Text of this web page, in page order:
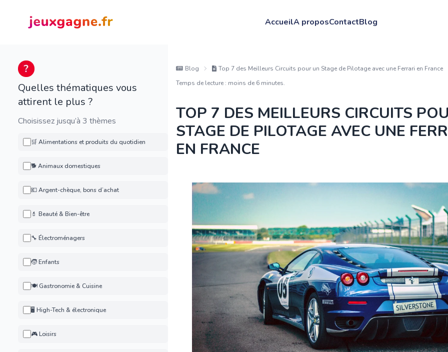
AccueilA proposContactBlog
Quelles thématiques vous
attirent le plus ?
Choisissez jusqu’à 3 thèmes
🛒 Alimentations et produits du quotidien
🐕 Animaux domestiques
💶 Argent-chèque, bons d’achat
💄 Beauté & Bien-être
🔧 Électroménagers
🧒 Enfants
🍽️ Gastronomie & Cuisine
🖥️ High-Tech & électronique
🎮 Loisirs
Blog
Top 7 des Meilleurs Circuits pour un Stage de Pilotage avec une Ferrari en France
Temps de lecture : moins de 6 minutes.
TOP 7 DES MEILLEURS CIRCUITS
STAGE DE PILOTAGE AVEC UNE
EN FRANCE